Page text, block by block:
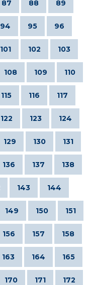
87 88 89
94 95 96
101 102 103
108 109 110
115 116 117
122 123 124
129 130 131
136 137 138
143 144
149 150 151
156 157 158
163 164 165
170 171 172